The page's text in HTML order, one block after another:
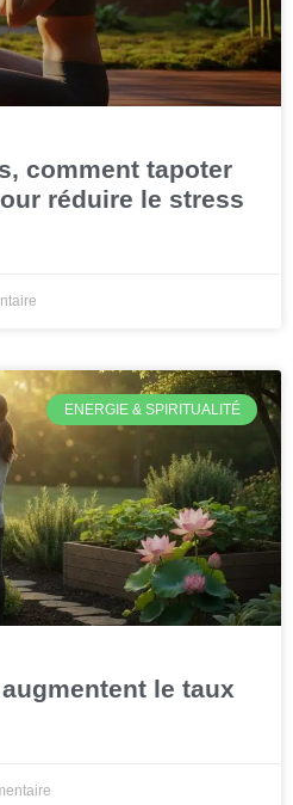
comment tapoter
réduire le stress
ENERGIE & SPIRITUALITÉ
le taux